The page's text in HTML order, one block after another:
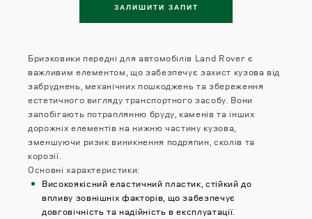
ЗАЛИШИТИ ЗАПИТ
Бризковики передні для автомобілів Land Rover є
важливим елементом, що забезпечує захист кузова від
забруднень, механічних пошкоджень та збереження
естетичного вигляду транспортного засобу. Вони
запобігають потраплянню бруду, каменів та інших
дорожніх елементів на нижню частину кузова,
зменшуючи ризик виникнення подряпин, сколів та
корозії.​
Основні характеристики:
Високоякісний еластичний пластик, стійкий до
впливу зовнішніх факторів, що забезпечує
довговічність та надійність в експлуатації.​